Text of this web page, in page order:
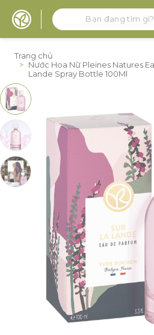
Trang chủ
> Nước Hoa Nữ Pleines Natures
Lande Spray Bottle 100Ml